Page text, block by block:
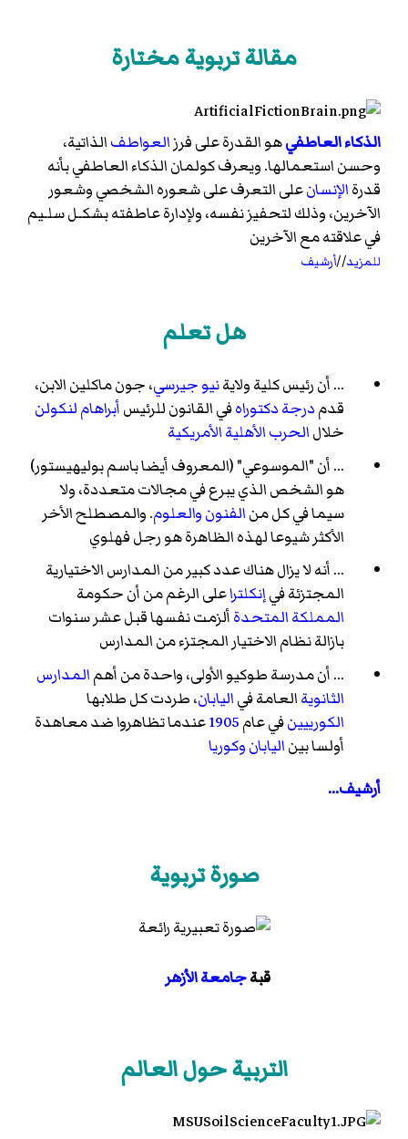
مقالة تربوية مختارة
الذكاء العاطفيهو القدرة على فرزالعواطفالذاتية،
وحسن استعمالها. ويعرف كولمان الذكاء العاطفي بأنه
قدرةالإنسانعلى التعرف على شعوره الشخصي وشعور
الآخرين، وذلك لتحفيز نفسه، ولإدارة عاطفته بشكـل سلـيم
في علاقته مع الآخرين
للمزيد//أرشيف
هل تعلم
... أن رئيس كلية ولايةنيو جيرسي، جون ماكلين الابن،
قدمدرجة دكتوراهفي القانون للرئيسأبراهام لنكولن
خلالالحرب الأهلية الأمريكية
... أن "الموسوعي" (المعروف أيضا باسم بوليهيستور)
هو الشخص الذي يبرع في مجالات متعددة، ولا
سيما في كل منالفنونوالعلوم. والمصطلح الأخر
الأكثر شيوعا لهذه الظاهرة هو رجل فهلوي
... أنه لا يزال هناك عدد كبير من المدارس الاختيارية
المجتزئة فيإنكلتراعلى الرغم من أن حكومة
المملكة المتحدةألزمت نفسها قبل عشر سنوات
بازالة نظام الاختيار المجتزء من المدارس
... أن مدرسة طوكيو الأولى، واحدة من أهمالمدارس
الثانويةالعامة فياليابان، طردت كل طلابها
الكورييينفي عام1905عندما تظاهروا ضد معاهدة
أولسا بيناليابانوكوريا
أرشيف...
صورة تربوية
قبةجامعة الأزهر
التربية حول العالم